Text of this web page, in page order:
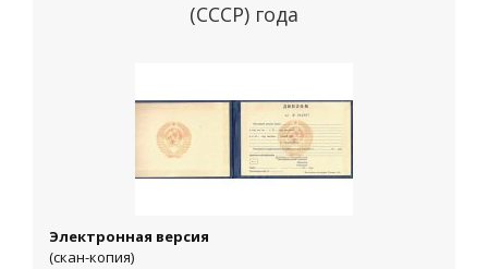
(СССР) года
Электронная версия
(скан-копия)